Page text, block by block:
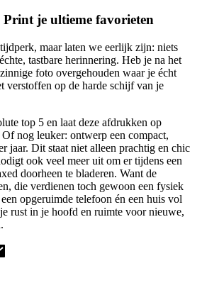
je ultieme favorieten
maar laten we eerlijk zijn: niets
tastbare herinnering. Heb je na het
foto overgehouden waar je écht
verstoffen op de harde schijf van je
top 5 en laat deze afdrukken op
nog leuker: ontwerp een compact,
jaar. Dit staat niet alleen prachtig en chic
ook veel meer uit om er tijdens een
doorheen te bladeren. Want de
die verdienen toch gewoon een fysiek
opgeruimde telefoon én een huis vol
rust in je hoofd en ruimte voor nieuwe,